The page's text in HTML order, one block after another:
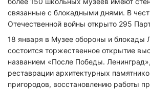
связанные с блокадными днями. В
Отечественной войны открыто 295
18 января в Музее обороны и блокады
состоится торжественное открытие
названием «После Победы.
реставрации архитектурных
пригородов, восстановлению работы